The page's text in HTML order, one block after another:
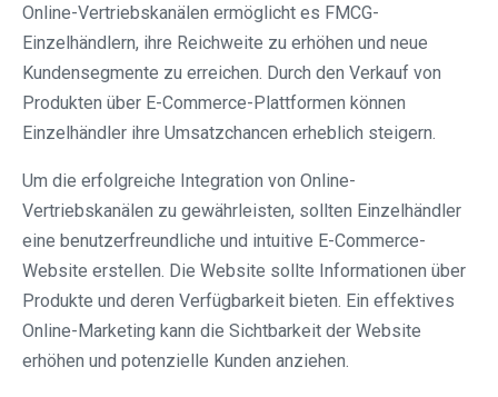
Online-Vertriebskanälen ermöglicht es FMCG-
Einzelhändlern, ihre Reichweite zu erhöhen und neue
Kundensegmente zu erreichen. Durch den Verkauf von
Produkten über E-Commerce-Plattformen können
Einzelhändler ihre Umsatzchancen erheblich steigern.
Um die erfolgreiche Integration von Online-
Vertriebskanälen zu gewährleisten, sollten Einzelhändler
eine benutzerfreundliche und intuitive E-Commerce-
Website erstellen. Die Website sollte Informationen über
Produkte und deren Verfügbarkeit bieten. Ein effektives
Online-Marketing kann die Sichtbarkeit der Website
erhöhen und potenzielle Kunden anziehen.